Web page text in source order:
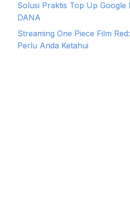
Solusi Praktis Top Up Google
DANA
Streaming One Piece Film
Perlu Anda Ketahui